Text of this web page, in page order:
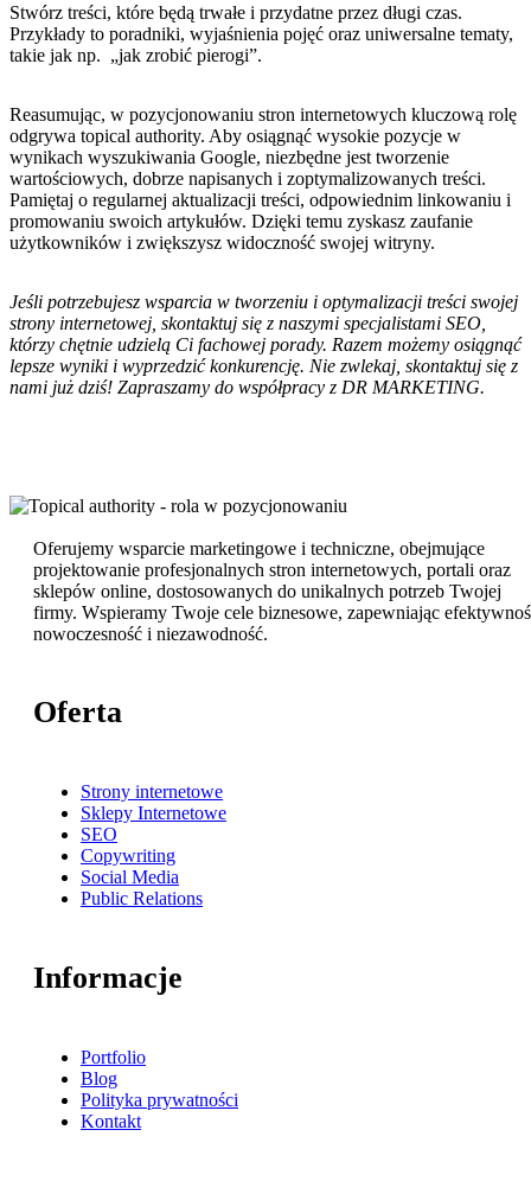
Stwórz treści, które będą trwałe i przydatne przez długi czas.
Przykłady to poradniki, wyjaśnienia pojęć oraz uniwersalne tematy,
takie jak np. „jak zrobić pierogi”.
Reasumując, w pozycjonowaniu stron internetowych kluczową rolę
odgrywa topical authority. Aby osiągnąć wysokie pozycje w
wynikach wyszukiwania Google, niezbędne jest tworzenie
wartościowych, dobrze napisanych i zoptymalizowanych treści.
Pamiętaj o regularnej aktualizacji treści, odpowiednim linkowaniu i
promowaniu swoich artykułów. Dzięki temu zyskasz zaufanie
użytkowników i zwiększysz widoczność swojej witryny.
Jeśli potrzebujesz wsparcia w tworzeniu i optymalizacji treści swojej
strony internetowej, skontaktuj się z naszymi specjalistami SEO,
którzy chętnie udzielą Ci fachowej porady. Razem możemy osiągnąć
lepsze wyniki i wyprzedzić konkurencję. Nie zwlekaj, skontaktuj się z
nami już dziś! Zapraszamy do współpracy z DR MARKETING.
Oferujemy wsparcie marketingowe i techniczne, obejmujące
projektowanie profesjonalnych stron internetowych, portali oraz
sklepów online, dostosowanych do unikalnych potrzeb Twojej
firmy. Wspieramy Twoje cele biznesowe, zapewniając
nowoczesność i niezawodność.
Oferta
Strony internetowe
Sklepy Internetowe
SEO
Copywriting
Social Media
Public Relations
Informacje
Portfolio
Blog
Polityka prywatności
Kontakt